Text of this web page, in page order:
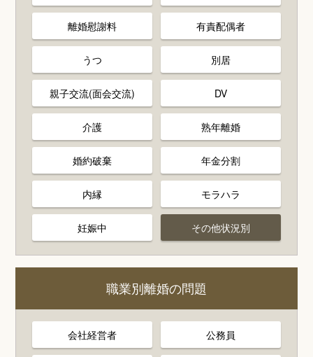
離婚慰謝料 有責配偶者
うつ 別居
親子交流(面会交流) DV
介護 熟年離婚
婚約破棄 年金分割
内縁 モラハラ
妊娠中 その他状況別
職業別離婚の問題
会社経営者 公務員